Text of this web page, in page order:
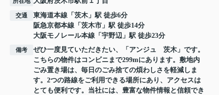
交通 東海道本線 「 茨木 」駅 徒歩6分
阪急京都本線 「 茨木市 」駅 徒歩14分
大阪モノレール本線 「 宇野辺 」駅 徒歩23分
備考
ぜひ一度見ていただきたい、「アンジュ 茨木」です。
こちらの物件はコンビニまで299mにあります。敷地内
ごみ置き場は、毎日のごみ捨ての煩わしさを軽減しま
す。2つの路線をご利用できる場所にあり、アクセスは
とても便利です。当社には、豊富な物件情報と信頼でき